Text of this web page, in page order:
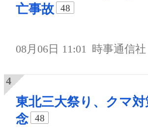
亡事故
48
08月06日 11:01 時事通信社
東北三大祭り、クマ対
念
48